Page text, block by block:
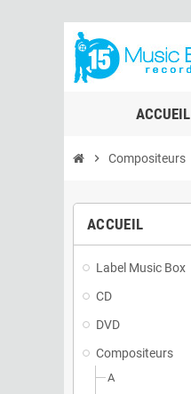
ACCUEIL
chevron_right Compositeurs
ACCUEIL
Label Music Box
CD
DVD
Compositeurs
A